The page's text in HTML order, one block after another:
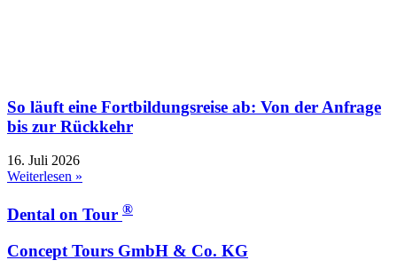
So läuft eine Fortbildungsreise ab: Von der Anfrage
bis zur Rückkehr
16. Juli 2026
Weiterlesen »
Dental on Tour ®
Concept Tours GmbH & Co. KG